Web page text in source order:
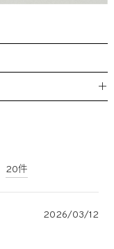
＋
20
2026/03/12